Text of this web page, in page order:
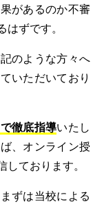
があるのか不審
ずです。
のような方々へ
いただいており
徹底指導いたし
、オンライン授
ております。
ずは当校による